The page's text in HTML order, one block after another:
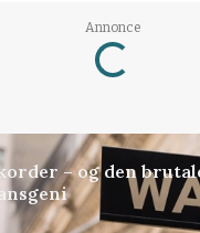
Annonce
Loading...
– og den